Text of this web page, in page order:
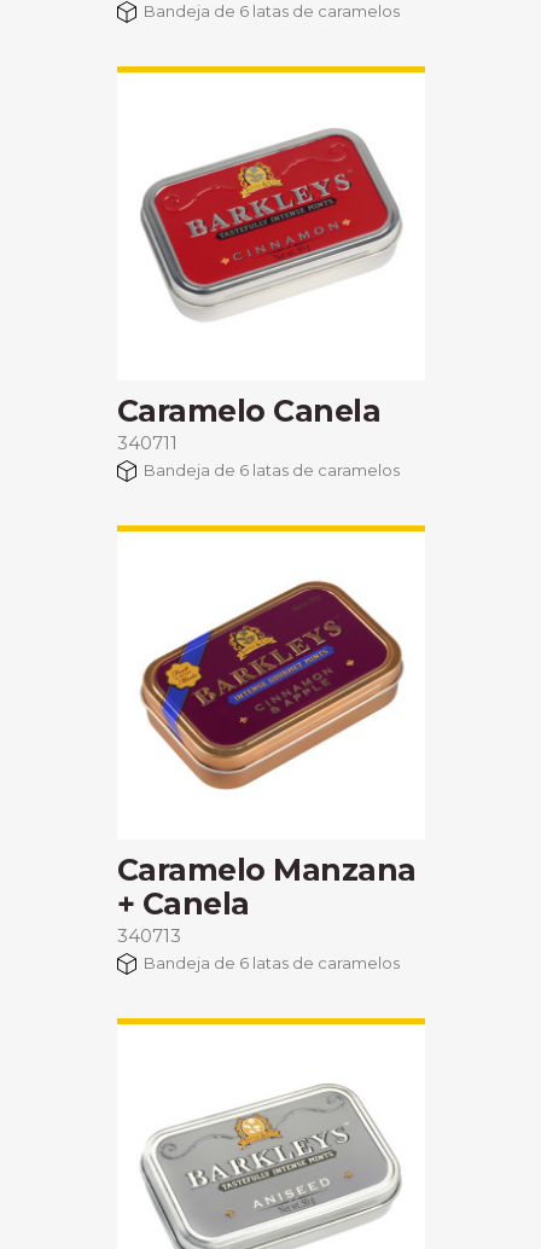
Bandeja de 6 latas de caramelos
Caramelo Canela
340711
Bandeja de 6 latas de caramelos
Caramelo Manzana
+ Canela
340713
Bandeja de 6 latas de caramelos